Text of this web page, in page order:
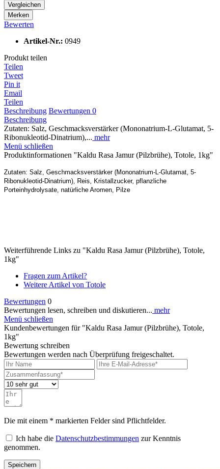
Vergleichen
Merken
Bewerten
Artikel-Nr.: 0949
Produkt teilen
Teilen
Tweet
Pin it
Email
Teilen
Beschreibung Bewertungen 0
Beschreibung
Zutaten: Salz, Geschmacksverstärker (Mononatrium-L-Glutamat, 5-
Ribonukleotid-Dinatrium),... mehr
Menü schließen
Produktinformationen "Kaldu Rasa Jamur (Pilzbrühe), Totole, 1kg"
Zutaten: Salz, Geschmacksverstärker (Mononatrium-L-Glutamat, 5-
Ribonukleotid-Dinatrium), Reis, Kristallzucker, pflanzliche
Porteinhydrolysate, natürliche Aromen, Pilze
Weiterführende Links zu "Kaldu Rasa Jamur (Pilzbrühe), Totole,
1kg"
Fragen zum Artikel?
Weitere Artikel von Totole
Bewertungen 0
Bewertungen lesen, schreiben und diskutieren... mehr
Menü schließen
Kundenbewertungen für "Kaldu Rasa Jamur (Pilzbrühe), Totole,
1kg"
Bewertung schreiben
Bewertungen werden nach Überprüfung freigeschaltet.
Die mit einem * markierten Felder sind Pflichtfelder.
Ich habe die Datenschutzbestimmungen zur Kenntnis
genommen.
Speichern